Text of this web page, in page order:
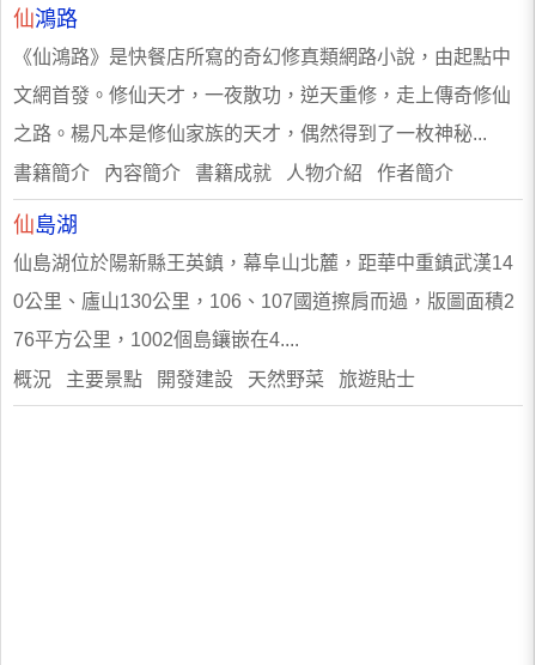
仙鴻路
《仙鴻路》是快餐店所寫的奇幻修真類網路小說，由起點中
文網首發。修仙天才，一夜散功，逆天重修，走上傳奇修仙
之路。楊凡本是修仙家族的天才，偶然得到了一枚神秘...
書籍簡介 內容簡介 書籍成就 人物介紹 作者簡介
仙島湖
仙島湖位於陽新縣王英鎮，幕阜山北麓，距華中重鎮武漢14
0公里、廬山130公里，106、107國道擦肩而過，版圖面積2
76平方公里，1002個島鑲嵌在4....
概況 主要景點 開發建設 天然野菜 旅遊貼士